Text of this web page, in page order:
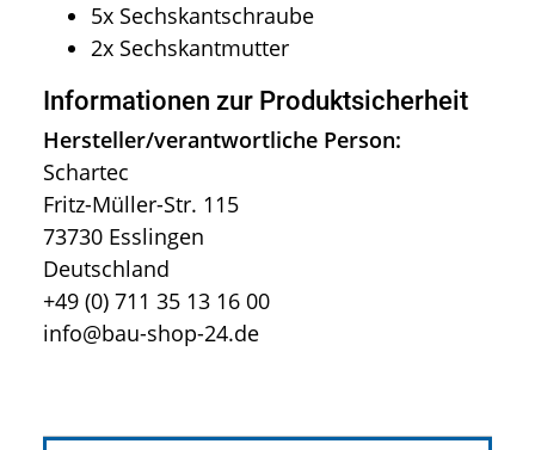
5x Sechskantschraube
2x Sechskantmutter
Informationen zur Produktsicherheit
Hersteller/verantwortliche Person:
Schartec
Fritz-Müller-Str. 115
73730 Esslingen
Deutschland
+49 (0) 711 35 13 16 00
info@bau-shop-24.de